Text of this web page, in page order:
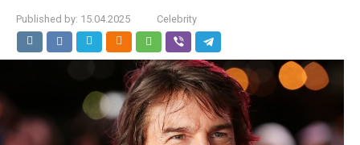
Published by: 15.04.2025 Celebrity